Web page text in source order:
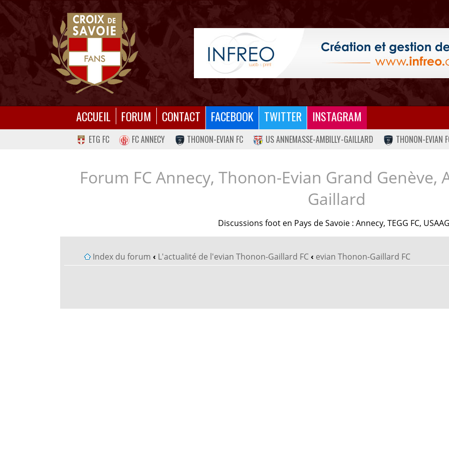
ACCUEIL FORUM CONTACT FACEBOOK TWITTER INSTAGRAM
ETG FC FC ANNECY THONON-EVIAN FC US ANNEMASSE-AMBILLY-GAILLARD THONON-EVIAN
Forum FC Annecy, Thonon-Evian Grand Genève,
Gaillard
Discussions foot en Pays de Savoie : Annecy, TEGG FC,
Index du forum ‹ L'actualité de l'evian Thonon-Gaillard FC‹ evian Thonon-Gaillard FC